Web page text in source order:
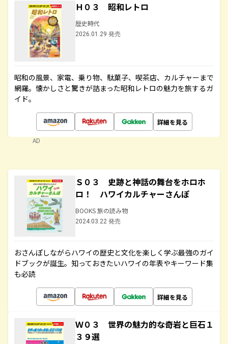
Ｈ０３ 昭和レトロ
歴史時代
2026.01.29 発売
昭和の風景、家電、乗り物、駄菓子、喫茶店、カルチャーまで
網羅。懐かしさと驚きが詰まった昭和レトロの魅力を旅するガ
イド。
詳細を見る
AD
Ｓ０３ 史跡と神話の舞台をホロホ
ロ！ ハワイカルチャーさんぽ
BOOKS 旅の読み物
2024.03.22 発売
おさんぽしながらハワイの歴史と文化を楽しく学ぶ最強のガイ
ドブックが誕生。知っておきたいハワイの年表やキーワード集
も必読
詳細を見る
Ｗ０３ 世界の魅力的な奇岩と巨石１
３９選